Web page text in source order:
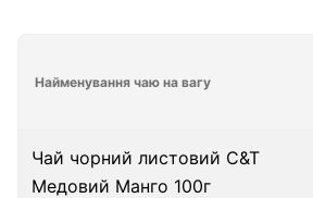
Найменування чаю на вагу
Чай чорний листовий C&T
Медовий Манго 100г